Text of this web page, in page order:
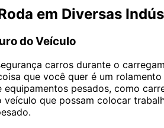
em Diversas
do Veículo
carros durante o
que você quer é um
pesados, como
que possam colocar